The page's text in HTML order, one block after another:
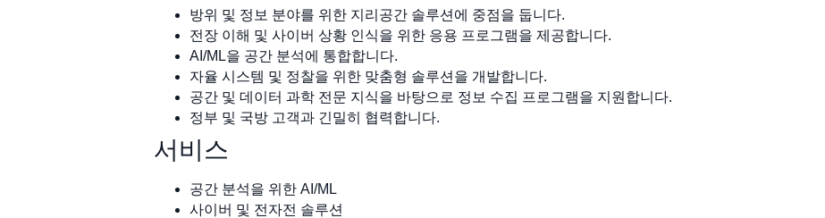
방위 및 정보 분야를 위한 지리공간 솔루션에 중점을 둡니다.
전장 이해 및 사이버 상황 인식을 위한 응용 프로그램을 제공합니다.
AI/ML을 공간 분석에 통합합니다.
자율 시스템 및 정찰을 위한 맞춤형 솔루션을 개발합니다.
공간 및 데이터 과학 전문 지식을 바탕으로 정보 수집 프로그램을 지원합니다.
정부 및 국방 고객과 긴밀히 협력합니다.
서비스
공간 분석을 위한 AI/ML
사이버 및 전자전 솔루션